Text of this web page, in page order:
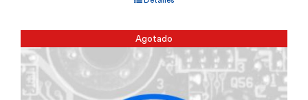
Agotado